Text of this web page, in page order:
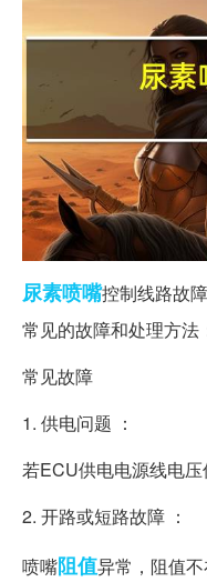
尿素喷嘴控制线路故
常见的故障和处理方法
常见故障
1. 供电问题 ：
若ECU供电电源线电压
2. 开路或短路故障 ：
喷嘴阻值异常，阻值